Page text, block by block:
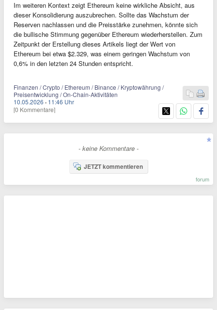
Im weiteren Kontext zeigt Ethereum keine wirkliche Absicht, aus
dieser Konsolidierung auszubrechen. Sollte das Wachstum der
Reserven nachlassen und die Preisstärke zunehmen, könnte sich
die bullische Stimmung gegenüber Ethereum wiederherstellen. Zum
Zeitpunkt der Erstellung dieses Artikels liegt der Wert von
Ethereum bei etwa $2.329, was einem geringen Wachstum von
0,6% in den letzten 24 Stunden entspricht.
Finanzen / Crypto / Ethereum / Binance / Kryptowährung /
Preisentwicklung / On-Chain-Aktivitäten
10.05.2026 · 11:46 Uhr
[0 Kommentare]
- keine Kommentare -
JETZT kommentieren
forum